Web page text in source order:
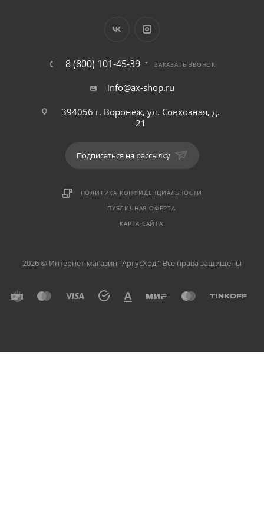
8 (800) 101-45-39 ЗАКАЗАТЬ ЗВОНОК
info@ax-shop.ru
394056 г. Воронеж, ул. Совхозная, д.
21
Подписаться на рассылку
ПОЛИТИКА КОНФИДЕНЦИАЛЬНОСТИ
ПУБЛИЧНАЯ ОФЕРТА
КАРТА САЙТА
2026 © Интернет-магазин "АргусХод". Все права защищены